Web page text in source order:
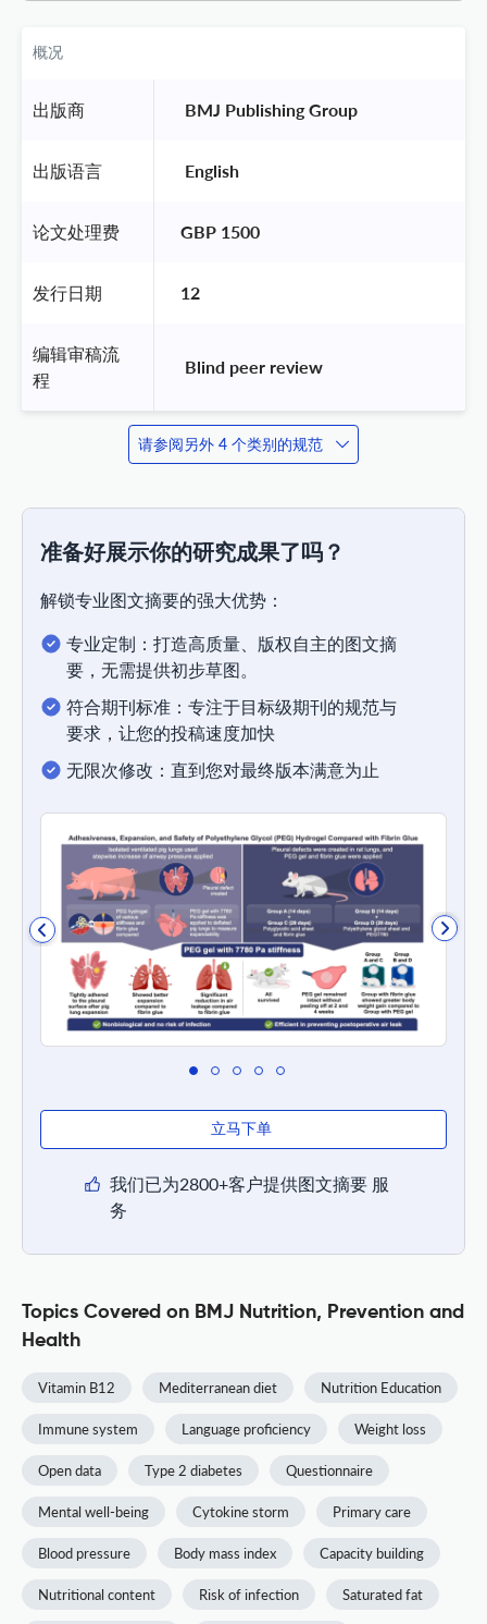
概况
出版商 BMJ Publishing Group
出版语言 English
论文处理费 GBP 1500
发行日期 12
编辑审稿流
程
Blind peer review
请参阅另外 4 个类别的规范
准备好展示你的研究成果了吗？
解锁专业图文摘要的强大优势：
专业定制：打造高质量、版权自主的图文摘
要，无需提供初步草图。
符合期刊标准：专注于目标级期刊的规范与
要求，让您的投稿速度加快
无限次修改：直到您对最终版本满意为止
立马下单
我们已为2800+客户提供图文摘要 服
务
Topics Covered on BMJ Nutrition, Prevention and
Health
Vitamin B12 Mediterranean diet Nutrition Education
Immune system Language proficiency Weight loss
Open data Type 2 diabetes Questionnaire
Mental well-being Cytokine storm Primary care
Blood pressure Body mass index Capacity building
Nutritional content Risk of infection Saturated fat